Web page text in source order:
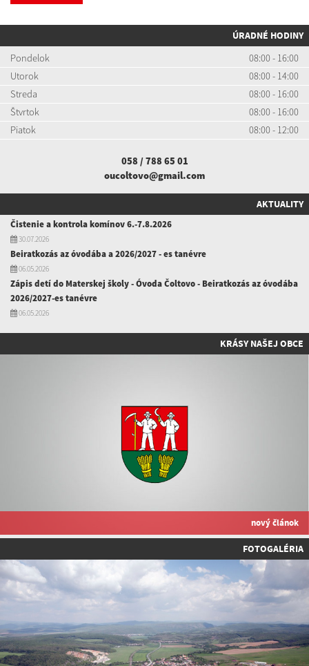
ÚRADNÉ HODINY
Pondelok
08:00 - 16:00
Utorok
08:00 - 14:00
Streda
08:00 - 16:00
Štvrtok
08:00 - 16:00
Piatok
08:00 - 12:00
058 / 788 65 01
oucoltovo@gmail.com
AKTUALITY
Čistenie a kontrola komínov 6.-7.8.2026
30.07.2026
Beiratkozás az óvodába a 2026/2027 - es tanévre
06.05.2026
Zápis detí do Materskej školy - Óvoda Čoltovo - Beiratkozás az óvodába
2026/2027-es tanévre
06.05.2026
KRÁSY NAŠEJ OBCE
nový článok
FOTOGALÉRIA